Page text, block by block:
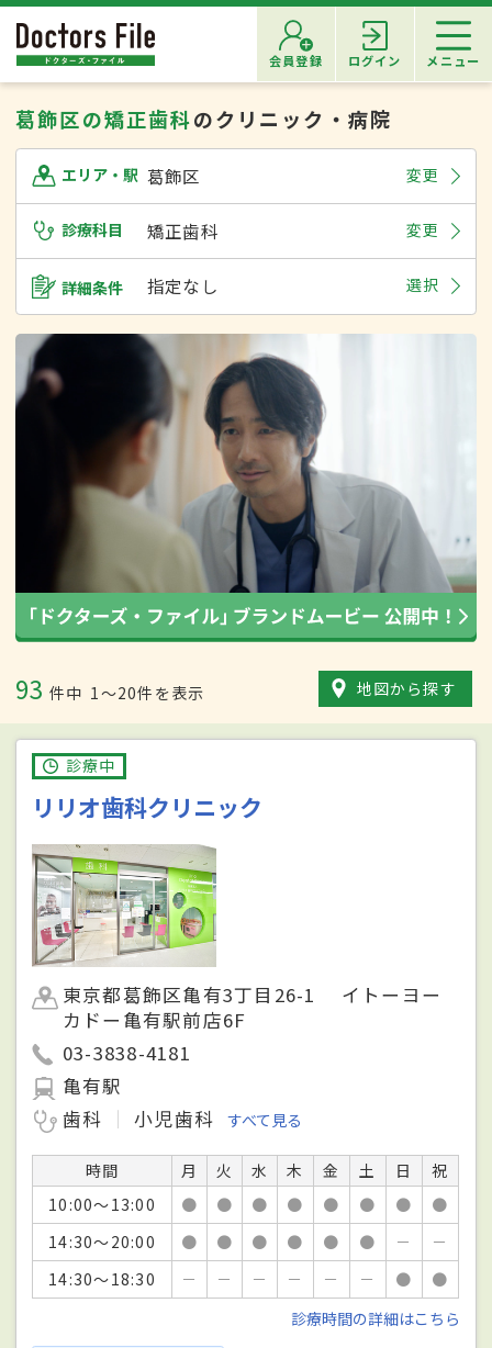
会員登録 ログイン メニュー
葛飾区の矯正歯科のクリニック・病院
エリア・駅 葛飾区 変更
診療科目 矯正歯科 変更
詳細条件 指定なし 選択
93 件中 1〜20件を表示 地図から探す
診療中
リリオ歯科クリニック
東京都葛飾区亀有3丁目26-1 イトーヨー
カドー亀有駅前店6F
03-3838-4181
亀有駅
歯科
小児歯科 すべて見る
時間 月 火 水 木 金 土 日
祝
10:00～13:00
● ● ● ● ● ● ●
●
14:30～20:00
● ● ● ● ● ● －
－
14:30～18:30
－ － － － － － ●
●
診療時間の詳細はこちら